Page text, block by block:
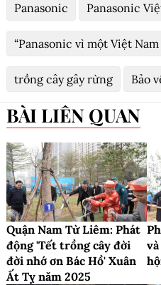
Panasonic Panasonic
“Panasonic vì một Việt Nam
trồng cây gây rừng Bảo
BÀI LIÊN QUAN
Quận Nam Từ Liêm: Phát
động 'Tết trồng cây đời
đời nhớ ơn Bác Hồ' Xuân
Ất Tỵ năm 2025